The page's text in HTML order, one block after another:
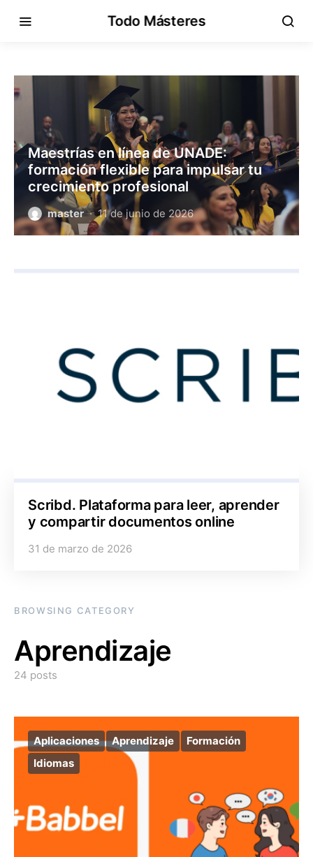
Todo Másteres
Maestrías en línea de UNADE:
formación flexible para impulsar tu
crecimiento profesional
master 11 de junio de 2026
Scribd. Plataforma para leer, aprender
y compartir documentos online
31 de marzo de 2026
BROWSING CATEGORY
Aprendizaje
24 posts
Aplicaciones Aprendizaje
Formación
Idiomas